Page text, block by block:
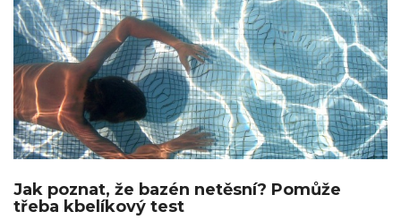
Jak poznat, že bazén netěsní? Pomůže
třeba kbelíkový test